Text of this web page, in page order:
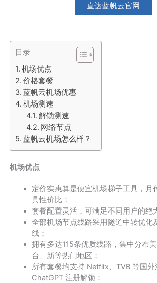
直达蓝帆云官网
目录
机场优点
价格套餐
蓝帆云机场优惠
机场测速
解锁测速
网络节点
蓝帆云机场怎么样？
机场优点
定价实惠算是便宜机场梯子工具，月
具性价比；
套餐配置灵活，可满足不同用户的绝
全部机场节点线路采用隧道中转优化
线；
拥有多达115条优质线路，集中分布美
台、新等热门地区；
所有套餐均支持 Netflix、TVB 等国外
ChatGPT 注册解锁；